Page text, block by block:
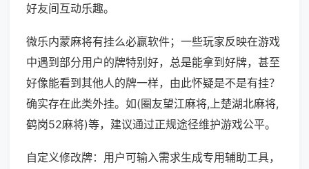
好友间互动乐趣。
微乐内蒙麻将有挂么必赢软件；一些玩家反映在游戏
中遇到部分用户的牌特别好，总是能拿到好牌，甚至
好像能看到其他人的牌一样，由此怀疑是不是有挂？
确实存在此类外挂。如(圈友望江麻将,上楚湖北麻将,
鹤岗52麻将)等，建议通过正规途径维护游戏公平。
自定义修改牌：用户可输入需求生成专用辅助工具，